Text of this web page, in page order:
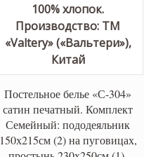
Постельное белье «С-304»
сатин печатный. Комплект
Семейный: пододеяльник
150х215см (2) на пуговицах,